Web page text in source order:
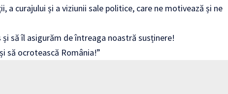
a curajului și a viziunii sale politice, care ne motivează și ne
să îl asigurăm de întreaga noastră susținere!
să ocrotească România!”